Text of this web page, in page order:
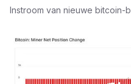
Instroom van nieuwe bitcoin-